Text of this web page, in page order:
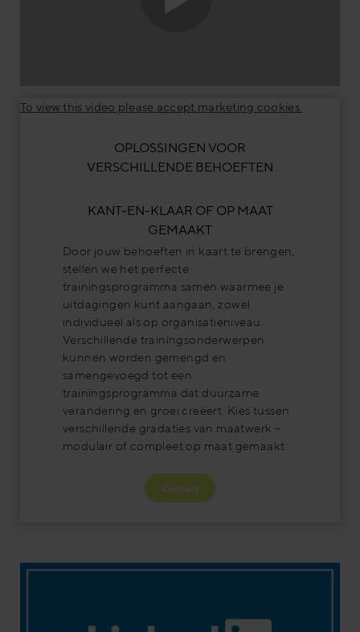
To view this video please accept marketing cookies.
OPLOSSINGEN VOOR
VERSCHILLENDE BEHOEFTEN
KANT-EN-KLAAR OF OP MAAT
GEMAAKT
Door jouw behoeften in kaart te brengen,
stellen we het perfecte
trainingsprogramma samen waarmee je
uitdagingen kunt aangaan, zowel
individueel als op organisatieniveau.
Verschillende trainingsonderwerpen
kunnen worden gemengd en
samengevoegd tot een
trainingsprogramma dat duurzame
verandering en groei creëert. Kies tussen
verschillende gradaties van maatwerk –
modulair of compleet op maat gemaakt.
Contact